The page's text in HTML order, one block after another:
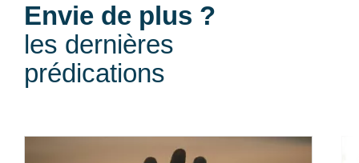
Envie de plus ?
les dernières
prédications